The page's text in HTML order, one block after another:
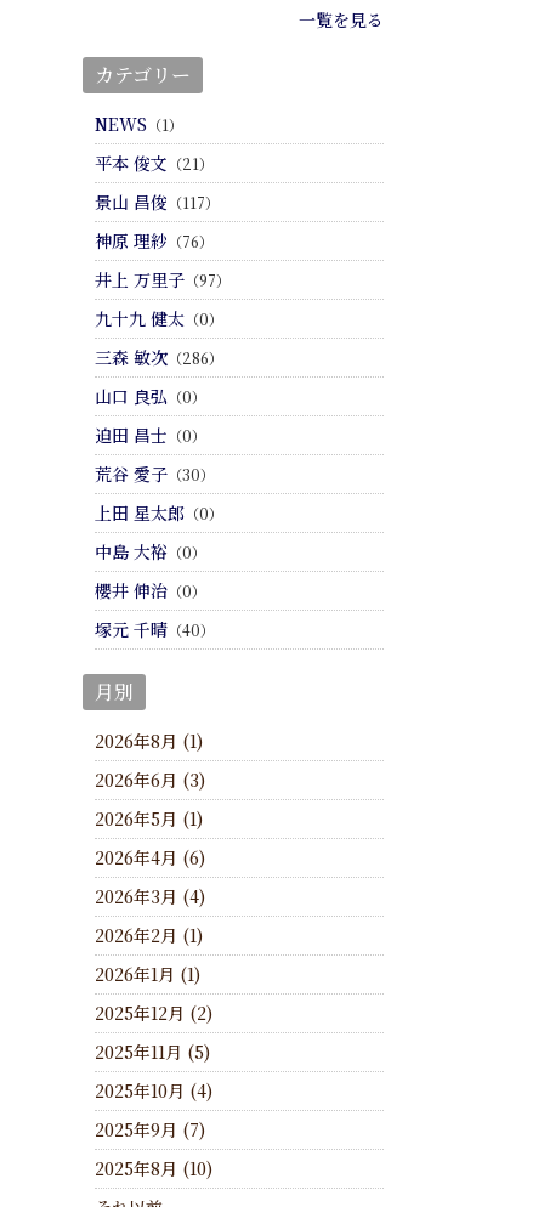
一覧を見る
カテゴリー
NEWS （1）
平本 俊文 （21）
景山 昌俊 （117）
神原 理紗 （76）
井上 万里子（97）
九十九 健太（0）
三森 敏次（286）
山口 良弘 （0）
迫田 昌士 （0）
荒谷 愛子（30）
上田 星太郎（0）
中島 大裕（0）
櫻井 伸治（0）
塚元 千晴（40）
月別
2026年8月 (1)
2026年6月 (3)
2026年5月 (1)
2026年4月 (6)
2026年3月 (4)
2026年2月 (1)
2026年1月 (1)
2025年12月 (2)
2025年11月 (5)
2025年10月 (4)
2025年9月 (7)
2025年8月 (10)